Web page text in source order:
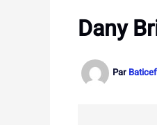
Dany
Par Baticef